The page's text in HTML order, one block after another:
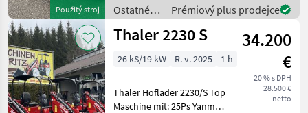
Použitý stroj
Fahrst
Ostatné
poľnohospodárske
silové
Thaler
Prémiový plus prodejce
Thaler 2230 S
34.200
€
20 % s DPH
28.500 €
netto
26 kS/19 kW R. v. 2025 1 h
Thaler Hoflader 2230/S Top
Maschine mit: 25Ps Yanmar